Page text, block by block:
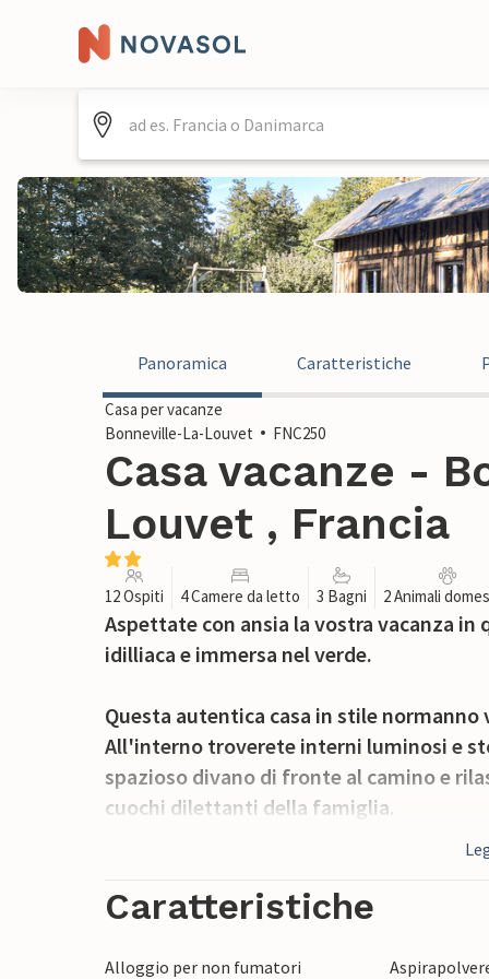
Panoramica Caratteristiche
Casa per vacanze
Bonneville-La-Louvet
FNC250
Casa vacanze -
Louvet , Francia
12 Ospiti 4 Camere da letto 3 Bagni 2 Animali
Aspettate con ansia la vostra vacanza
idilliaca e immersa nel verde.
Questa autentica casa in stile
All'interno troverete interni luminosi e
spazioso divano di fronte al camino e
cuochi dilettanti della famiglia.
La casa si trova su un bellissimo
L'accogliente sciabordio dell'acqua
partita a ping-pong. C'è molto spazio
Caratteristiche
Alloggio per non fumatori